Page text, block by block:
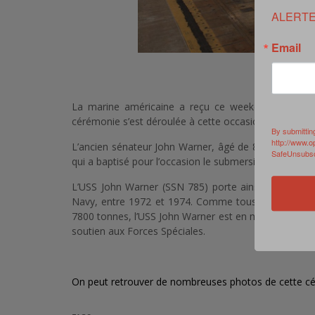
La marine américaine a reçu ce weekend un
cérémonie s’est déroulée à cette occasion à Newport.
L’ancien sénateur John Warner, âgé de 87 ans, a
qui a baptisé pour l’occasion le submersible, comme
L’USS John Warner (SSN 785) porte ainsi son
Navy, entre 1972 et 1974. Comme tous les sous-
7800 tonnes, l’USS John Warner est en mesure de
soutien aux Forces Spéciales.
On peut retrouver de nombreuses photos de cette
Email
By
http://